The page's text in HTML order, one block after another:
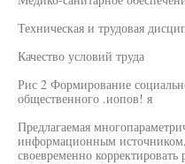
Техническая и трудовая
Качество условий труда
Рис 2 Формирование
общественного .иопов! я
Предлагаемая
информационным
своевременно корректировать